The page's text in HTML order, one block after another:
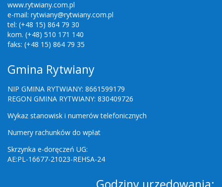
www.rytwiany.com.pl
e-mail: rytwiany@rytwiany.com.pl
tel: (+48 15) 864 79 30
kom. (+48) 510 171 140
faks: (+48 15) 864 79 35
Gmina Rytwiany
NIP GMINA RYTWIANY: 8661599179
REGON GMINA RYTWIANY: 830409726
Wykaz stanowisk i numerów telefonicznych
Numery rachunków do wpłat
Skrzynka e-doręczeń UG:
AE:PL-16677-21023-REHSA-24